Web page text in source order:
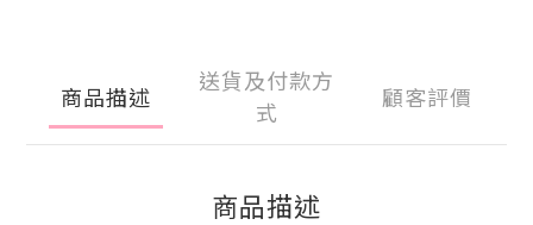
商品描述
送貨及付款方
式
顧客評價
商品描述